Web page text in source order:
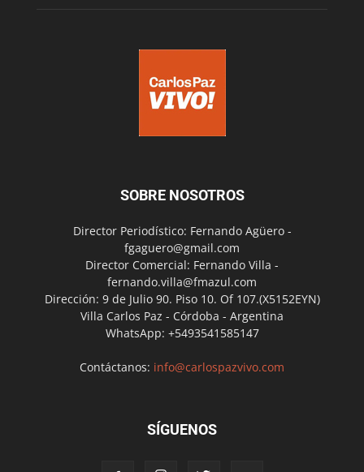
SOBRE NOSOTROS
Director Periodístico: Fernando Agüero -
fgaguero@gmail.com
Director Comercial: Fernando Villa -
fernando.villa@fmazul.com
Dirección: 9 de Julio 90. Piso 10. Of 107.(X5152EYN)
Villa Carlos Paz - Córdoba - Argentina
WhatsApp: +5493541585147
Contáctanos: info@carlospazvivo.com
SÍGUENOS